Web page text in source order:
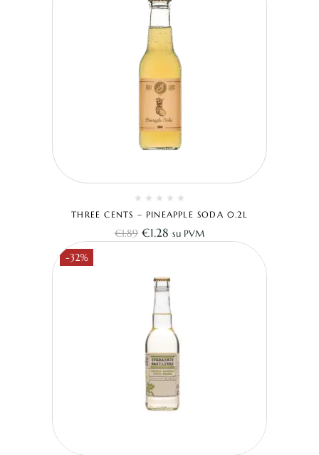
THREE CENTS – PINEAPPLE SODA 0.2L
€1.89 €1.28 su PVM
-32%